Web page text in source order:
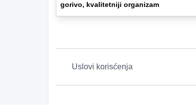
gorivo, kvalitetniji organizam
Uslovi korisćenja